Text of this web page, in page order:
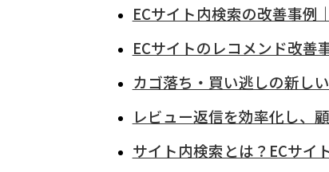
ECサイト内検索の改善事例
ECサイトのレコメンド改善
カゴ落ち・買い逃しの新し
レビュー返信を効率化し、
サイト内検索とは？ECサイ